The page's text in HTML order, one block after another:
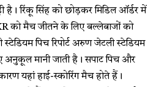
है। रिंकू सिंह को छोड़कर मिडिल ऑर्डर में
को मैच जीतने के लिए बल्लेबाजों को
स्टेडियम पिच रिपोर्ट अरुण जेटली स्टेडियम
अनुकूल मानी जाती है। सपाट पिच और
यहां हाई-स्कोरिंग मैच होते हैं।